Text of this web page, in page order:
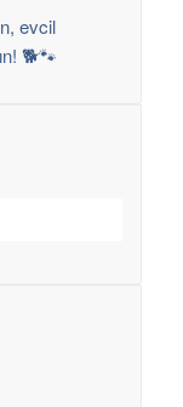
evcil
🐕🐾